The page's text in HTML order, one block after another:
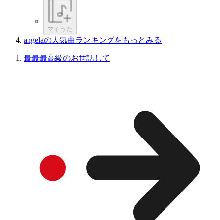
マイうた
angelaの人気曲ランキングをもっとみる
最最最高級のお世話して